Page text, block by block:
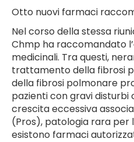
Otto nuovi farmaci
Nel corso della stessa
Chmp ha raccomandato
medicinali. Tra questi,
trattamento della fibrosi
della fibrosi polmonare
pazienti con gravi
crescita eccessiva
(Pros), patologia rara
esistono farmaci